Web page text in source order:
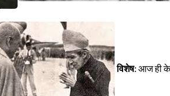
विशेष: आज ही के